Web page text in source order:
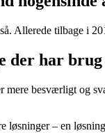
Allerede tilbage i
der har
mere besværligt og
løsninger – en